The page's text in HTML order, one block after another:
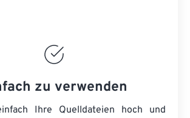
zu verwenden
Ihre Quelldateien hoch und